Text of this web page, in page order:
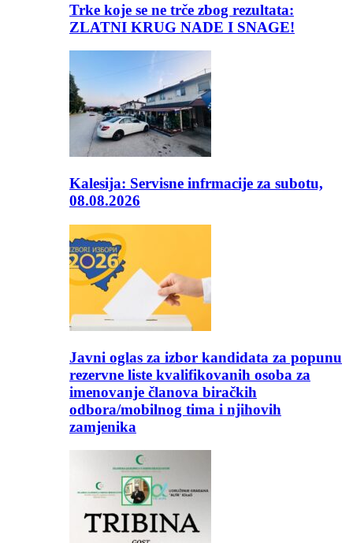
Trke koje se ne trče zbog rezultata:
ZLATNI KRUG NADE I SNAGE!
Kalesija: Servisne infrmacije za subotu,
08.08.2026
Javni oglas za izbor kandidata za popunu
rezervne liste kvalifikovanih osoba za
imenovanje članova biračkih
odbora/mobilnog tima i njihovih
zamjenika